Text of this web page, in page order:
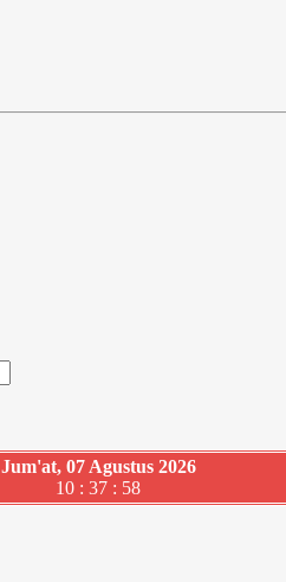
Jum'at, 07 Agustus 2026
10 : 37 : 59